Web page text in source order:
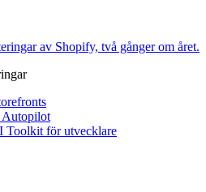
av Shopify, två gånger om året.
Autopilot
Toolkit för utvecklare